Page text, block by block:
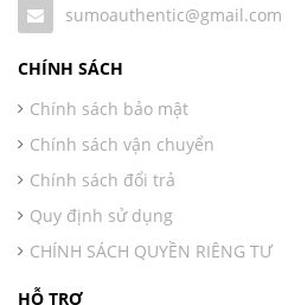
sumoauthentic@gmail.com
CHÍNH SÁCH
Chính sách bảo mật
Chính sách vận chuyển
Chính sách đổi trả
Quy định sử dụng
CHÍNH SÁCH QUYỀN RIÊNG TƯ
HỖ TRỢ